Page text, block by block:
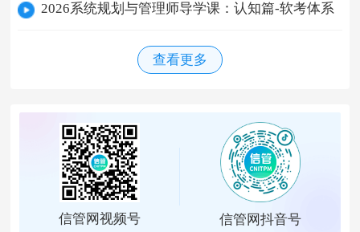
2026系统规划与管理师导学课：认知篇-软考体系
查看更多
信管网视频号 信管网抖音号